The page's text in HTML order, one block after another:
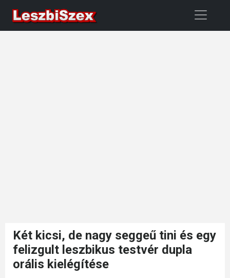
Két kicsi, de nagy seggeű tini és egy
felizgult leszbikus testvér dupla
orális kielégítése